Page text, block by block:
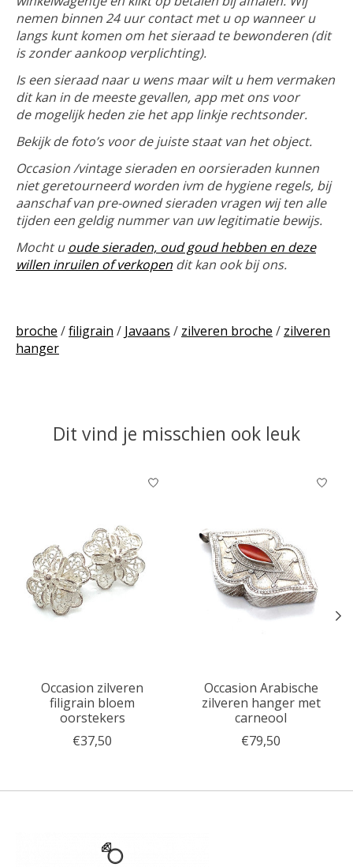
nemen binnen 24 uur contact met u op wanneer u
langs kunt komen om het sieraad te bewonderen (dit
is zonder aankoop verplichting).
Is een sieraad naar u wens maar wilt u hem vermaken
dit kan in de meeste gevallen, app met ons voor
de mogelijk heden zie het app linkje rechtsonder.
Bekijk de foto’s voor de juiste staat van het object.
Occasion /vintage sieraden en oorsieraden kunnen
niet geretourneerd worden ivm de hygiene regels, bij
aanschaf van pre-owned sieraden vragen wij ten alle
tijden een geldig nummer van uw legitimatie bewijs.
Mocht uoude sieraden, oud goud hebben en deze
willen inruilen of verkopen dit kan ook bij ons.
broche /filigrain / Javaans / zilveren broche / zilveren
hanger
Dit vind je misschien ook leuk
Items van productcarrousel
Occasion zilveren
filigrain bloem
oorstekers
€37,50
Occasion Arabische
zilveren hanger met
carneool
€79,50